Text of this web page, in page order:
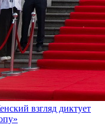
взгляд диктует